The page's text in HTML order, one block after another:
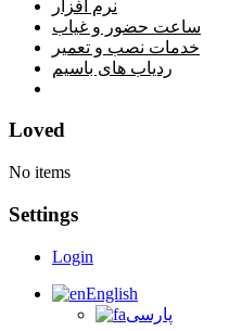
نرم افزار
ساعت حضور و غیاب
خدمات نصب و تعمیر
ردیاب های باسیم
Loved
No items
Settings
Login
English
پارسی